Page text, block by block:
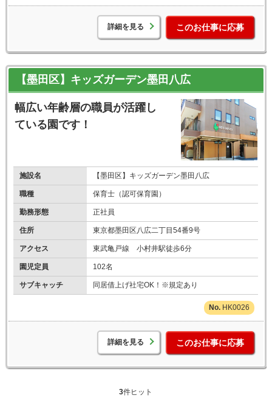
詳細を見る このお仕事に応募
【墨田区】キッズガーデン墨田八広
幅広い年齢層の職員が活躍し
ている園です！
施設名 【墨田区】キッズガーデン墨田八広
職種 保育士（認可保育園）
勤務形態 正社員
住所 東京都墨田区八広二丁目54番9号
アクセス 東武亀戸線 小村井駅徒歩6分
園児定員 102名
サブキャッチ 同居借上げ社宅OK！※規定あり
HK0026
詳細を見る このお仕事に応募
3件ヒット